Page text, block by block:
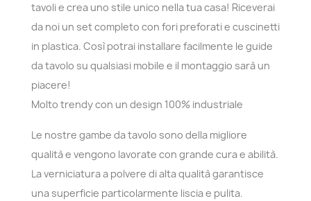
tavoli e crea uno stile unico nella tua casa! Riceverai
da noi un set completo con fori preforati e cuscinetti
in plastica. Così potrai installare facilmente le guide
da tavolo su qualsiasi mobile e il montaggio sarà un
piacere!
Molto trendy con un design 100% industriale
Le nostre gambe da tavolo sono della migliore
qualità e vengono lavorate con grande cura e abilità.
La verniciatura a polvere di alta qualità garantisce
una superficie particolarmente liscia e pulita.